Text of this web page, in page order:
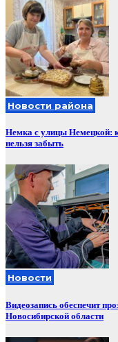
Новости района
Немка с улицы Немецкой:
нельзя забыть
Новости
Видеозапись обеспечит
Новосибирской области